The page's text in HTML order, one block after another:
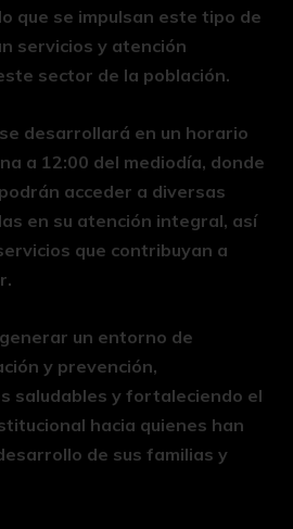
que se impulsan este tipo de
servicios y atención
sector de la población.
desarrollará en un horario
a 12:00 del mediodía, donde
acceder a diversas
en su atención integral, así
que contribuyan a
un entorno de
y prevención,
saludables y fortaleciendo el
hacia quienes han
de sus familias y